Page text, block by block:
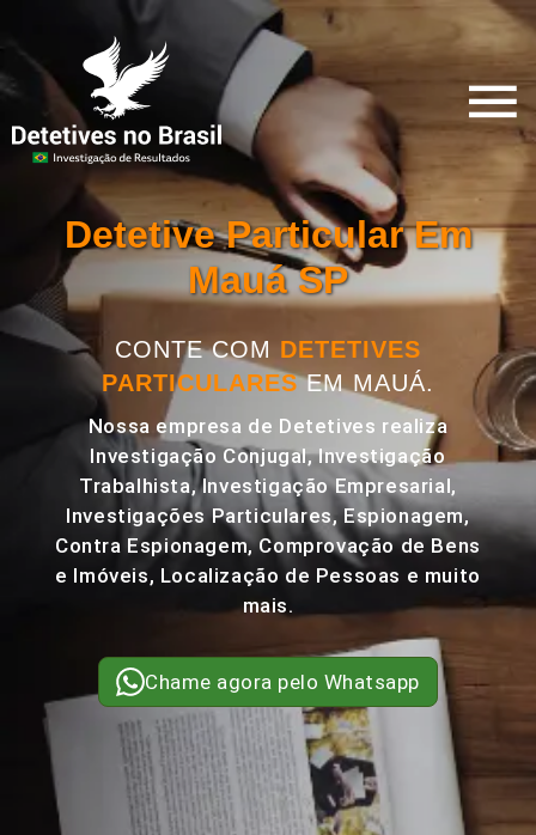
Detetive Particular Em
Mauá SP
CONTE COM DETETIVES
PARTICULARESEM MAUÁ.
Nossa empresa de Detetives realiza
Investigação Conjugal, Investigação
Trabalhista, Investigação Empresarial,
Investigações Particulares, Espionagem,
Contra Espionagem, Comprovação de Bens
e Imóveis, Localização de Pessoas e muito
mais.
Chame agora pelo Whatsapp